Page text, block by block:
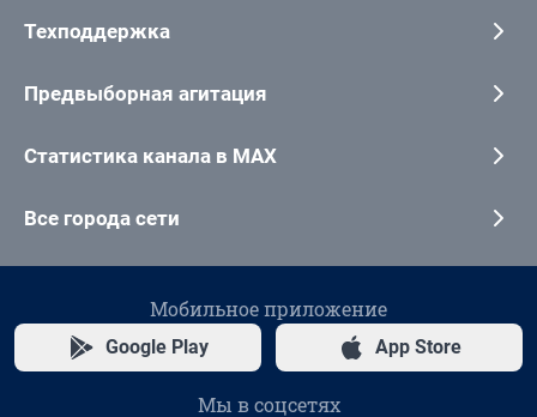
Техподдержка
Предвыборная агитация
Статистика канала в MAX
Все города сети
Мобильное приложение
Google Play App Store
Мы в соцсетях